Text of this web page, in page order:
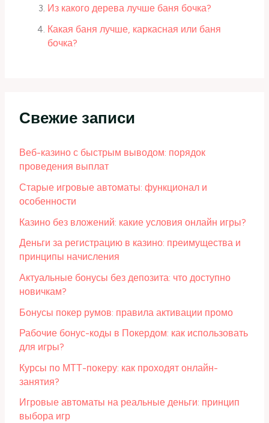
Из какого дерева лучше баня бочка?
Какая баня лучше, каркасная или баня
бочка?
Свежие записи
Веб-казино с быстрым выводом: порядок
проведения выплат
Старые игровые автоматы: функционал и
особенности
Казино без вложений: какие условия онлайн игры?
Деньги за регистрацию в казино: преимущества и
принципы начисления
Актуальные бонусы без депозита: что доступно
новичкам?
Бонусы покер румов: правила активации промо
Рабочие бонус-коды в Покердом: как использовать
для игры?
Курсы по МТТ-покеру: как проходят онлайн-
занятия?
Игровые автоматы на реальные деньги: принцип
выбора игр